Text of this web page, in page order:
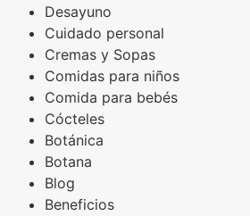
Desayuno
Cuidado personal
Cremas y Sopas
Comidas para niños
Comida para bebés
Cócteles
Botánica
Botana
Blog
Beneficios